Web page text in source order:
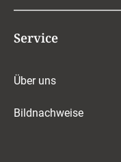
Service
Über uns
Bildnachweise